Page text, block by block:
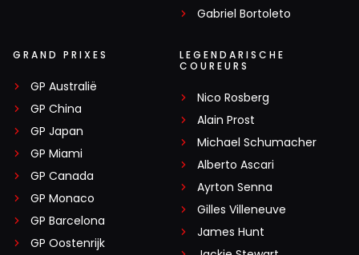
Gabriel Bortoleto
GRAND PRIXES
GP Australië
GP China
GP Japan
GP Miami
GP Canada
GP Monaco
GP Barcelona
GP Oostenrijk
LEGENDARISCHE
COUREURS
Nico Rosberg
Alain Prost
Michael Schumacher
Alberto Ascari
Ayrton Senna
Gilles Villeneuve
James Hunt